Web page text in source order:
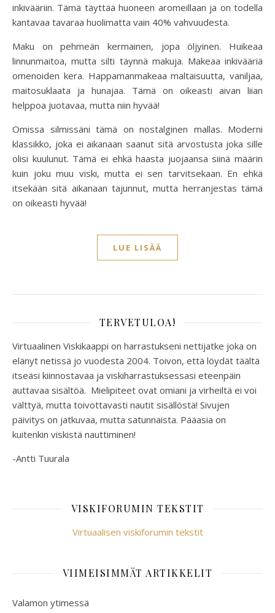
inkivääriin. Tämä täyttää huoneen aromeillaan ja on todella
kantavaa tavaraa huolimatta vain 40% vahvuudesta.
Maku on pehmeän kermainen, jopa öljyinen. Huikeaa
linnunmaitoa, mutta silti täynnä makuja. Makeaa inkivääriä
omenoiden kera. Happamanmakeaa maltaisuutta, vaniljaa,
maitosuklaata ja hunajaa. Tämä on oikeasti aivan liian
helppoa juotavaa, mutta niin hyvää!
Omissa silmissäni tämä on nostalginen mallas. Moderni
klassikko, joka ei aikanaan saanut sitä arvostusta joka sille
olisi kuulunut. Tämä ei ehkä haasta juojaansa siinä määrin
kuin joku muu viski, mutta ei sen tarvitsekaan. En ehkä
itsekään sitä aikanaan tajunnut, mutta herranjestas tämä
on oikeasti hyvää!
LUE LISÄÄ
TERVETULOA!
Virtuaalinen Viskikaappi on harrastukseni nettijatke joka on
elänyt netissä jo vuodesta 2004. Toivon, että löydät täältä
itseäsi kiinnostavaa ja viskiharrastuksessasi eteenpäin
auttavaa sisältöä. Mielipiteet ovat omiani ja virheiltä ei voi
välttyä, mutta toivottavasti nautit sisällöstä! Sivujen
päivitys on jatkuvaa, mutta satunnaista. Pääasia on
kuitenkin viskistä nauttiminen!
-Antti Tuurala
VISKIFORUMIN TEKSTIT
Virtuaalisen viskiforumin tekstit
VIIMEISIMMÄT ARTIKKELIT
Valamon ytimessä